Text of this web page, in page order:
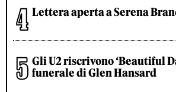
Lettera aperta a Serena
Gli U2 riscrivono ‘Beautiful
funerale di Glen Hansard